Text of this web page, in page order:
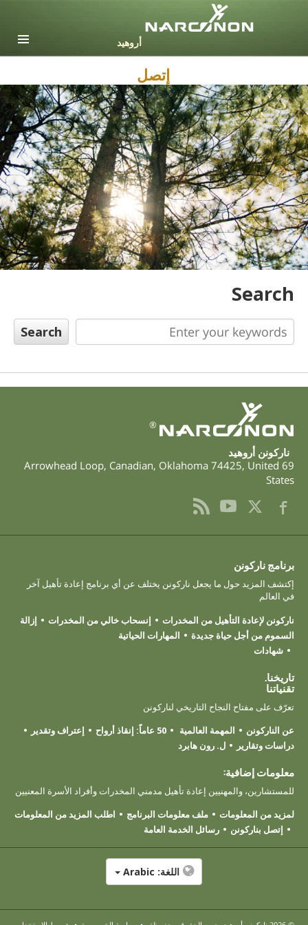
Deutsch
Español
Français
Hebrew
Magyar
Italiano
日本語 (Japanese)
Nederlands
Norsk
Portuguès
Русский (Russian)
Nepali
Arabic
إتصل
Search
®
ناركونن أروهيد
69 Arrowhead Loop
, Canadian, Oklahoma 74425, United
States
برنامج ناركونن
إكتشف المزيد حول ما يجعل ناركونن يختلف عن أي برنامج إعادة تأهيل آخر
في العالم
ناركونن لإعادة التأهيل من المخدرات
إنسحاب خالي من المخدرات
إزالة
السموم من أجل حياة جديدة
المهارات الحياتية
شهادات
تاريخنا.
تقنياتنا
تعرّف على مفتاح النجاح التاريخي لناركونن
عن الناركونن
المهمة العالمية 50 عاماً: إنقاذ أرواح
إعتراف وتقدير
دراسات وتقارير
ل. رون هابرد
معلومات إضافية:
للمستشارين، والمهنيين إعادة تأهيل مدمني المخدرات وأفراد الأسرة المعنيين
لمزيد من المعلومات
ملف معلومات البرنامج
اطلب المزيد من المعلومات
إتصل بناركونن
رسائل الخدمة العامة
اللغة: